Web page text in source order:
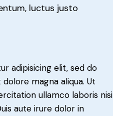
luctus justo
adipisicing elit, sed do
magna aliqua. Ut
ullamco laboris nisi
aute irure dolor in